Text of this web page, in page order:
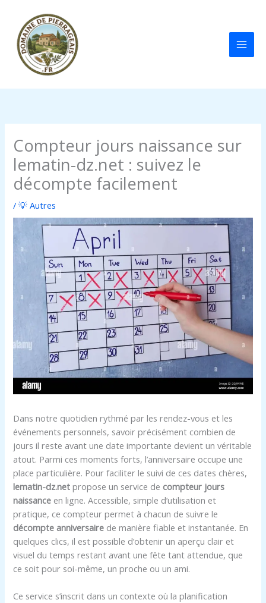
contenu
Compteur jours naissance sur
lematin-dz.net : suivez le
décompte facilement
/💡 Autres
Dans notre quotidien rythmé par les rendez-vous et les
événements personnels, savoir précisément combien de
jours il reste avant une date importante devient un véritable
atout. Parmi ces moments forts, l’anniversaire occupe une
place particulière. Pour faciliter le suivi de ces dates chères,
lematin-dz.net propose un service de compteur jours
naissance en ligne. Accessible, simple d’utilisation et
pratique, ce compteur permet à chacun de suivre le
décompte anniversaire de manière fiable et instantanée. En
quelques clics, il est possible d’obtenir un aperçu clair et
visuel du temps restant avant une fête tant attendue, que
ce soit pour soi-même, un proche ou un ami.
Ce service s’inscrit dans un contexte où la planification